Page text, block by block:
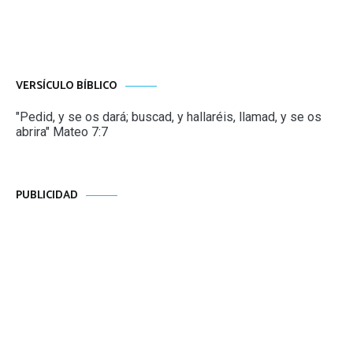
VERSÍCULO BÍBLICO
"Pedid, y se os dará; buscad, y hallaréis, llamad, y se os
abrira" Mateo 7:7
PUBLICIDAD